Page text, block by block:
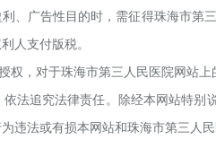
、广告性目的时，需征得珠海市第三
人支付版税。
权，对于珠海市第三 人民医院网站
法追究法律责任。除经本网站特
违法或有损本网站和珠海市第三 人